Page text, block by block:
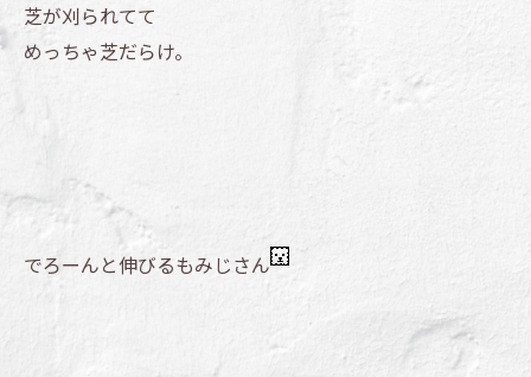
芝が刈られてて
めっちゃ芝だらけ。
でろーんと伸びるもみじさん